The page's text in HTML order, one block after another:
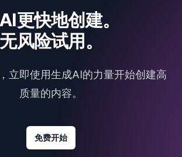
更快地创建。
无风险试用。
立即使用生成AI的力量开始创建高
质量的内容。
免费开始